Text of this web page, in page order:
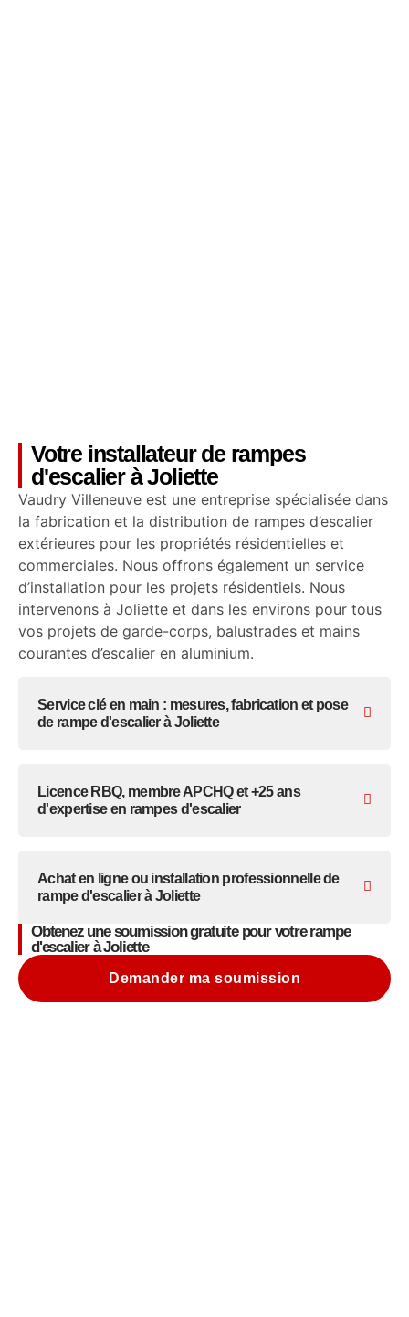
Votre installateur de rampes
d'escalier à Joliette
Vaudry Villeneuve est une entreprise spécialisée dans
la fabrication et la distribution de rampes d’escalier
extérieures pour les propriétés résidentielles et
commerciales. Nous offrons également un service
d’installation pour les projets résidentiels. Nous
intervenons à Joliette et dans les environs pour tous
vos projets de garde-corps, balustrades et mains
courantes d’escalier en aluminium.
Service clé en main : mesures, fabrication et pose
de rampe d'escalier à Joliette
Licence RBQ, membre APCHQ et +25 ans
d'expertise en rampes d'escalier
Achat en ligne ou installation professionnelle de
rampe d'escalier à Joliette
Obtenez une soumission gratuite pour votre rampe
d'escalier à Joliette
Demander ma soumission